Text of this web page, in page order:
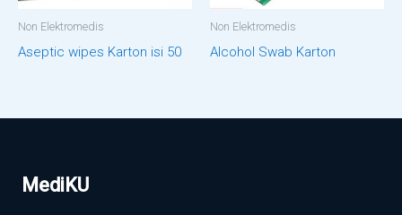
Non Elektromedis
Aseptic wipes Karton isi 50
Non Elektromedis
Alcohol Swab Karton
MediKU